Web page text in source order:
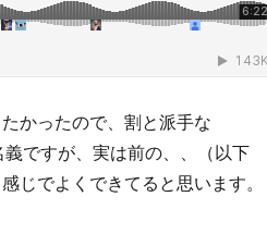
かったので、割と派手な
ですが、実は前の、、（以下
じでよくできてると思います。